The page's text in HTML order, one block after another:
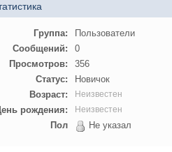
Группа:
Пользователи
Сообщений:
0
Просмотров:
356
Статус:
Новичок
Возраст:
Неизвестен
рождения: Неизвестен
Пол Не указал